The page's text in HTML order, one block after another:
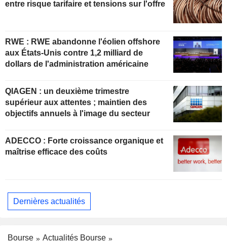
entre risque tarifaire et tensions sur l'offre
RWE : RWE abandonne l'éolien offshore
aux États-Unis contre 1,2 milliard de
dollars de l'administration américaine
QIAGEN : un deuxième trimestre
supérieur aux attentes ; maintien des
objectifs annuels à l'image du secteur
ADECCO : Forte croissance organique et
maîtrise efficace des coûts
Dernières actualités
Bourse
Actualités Bourse